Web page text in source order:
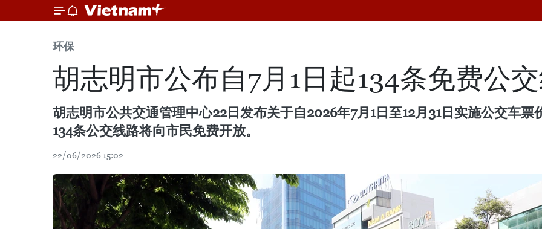
环保
胡志明市公布自7月1日起134条免费公
胡志明市公共交通管理中心22日发布关于自2026年7月1日至12月31日实施公交车
134条公交线路将向市民免费开放。
22/06/2026 15:02